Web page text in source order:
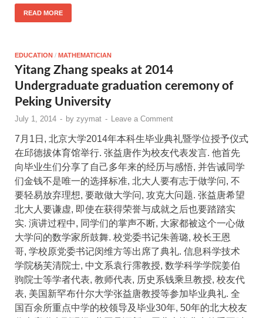
READ MORE
EDUCATION / MATHEMATICIAN
Yitang Zhang speaks at 2014
Undergraduate graduation ceremony of
Peking University
July 1, 2014 - by zyymat - Leave a Comment
7月1日, 北京大学2014年本科生毕业典礼暨学位授予仪式
在邱德拔体育馆举行. 张益唐作为校友代表发言. 他首先
向毕业生们分享了自己多年来的经历与感悟, 并告诫同学
们金钱不是唯一的选择标准, 北大人要有志于做学问, 不
要轻易放弃理想, 要敢做大学问, 攻克大问题. 张益唐希望
北大人要谦虚, 即使在获得荣誉与成就之后也要踏踏实
实. 演讲过程中, 同学们的掌声不断, 大家都被这个一心做
大学问的数学家所鼓舞. 校党委书记朱善璐, 校长王恩
哥, 学校原党委书记闵维方等出席了典礼. 信息科学技术
学院杨芙清院士, 中文系袁行霈教授, 数学科学学院姜伯
驹院士等学者代表, 教师代表, 历史系钱乘旦教授, 校友代
表, 美国新罕布什尔大学张益唐教授等参加毕业典礼. 全
国百余所重点中学的校领导及毕业30年, 50年的北大校友